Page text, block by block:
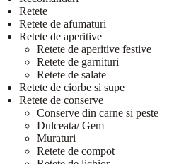
Retete
Retete de afumaturi
Retete de aperitive
Retete de aperitive festive
Retete de garnituri
Retete de salate
Retete de ciorbe si supe
Retete de conserve
Conserve din carne si peste
Dulceata/ Gem
Muraturi
Retete de compot